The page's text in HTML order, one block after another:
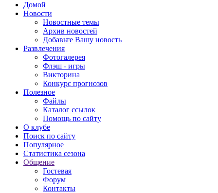
Домой
Новости
Новостные темы
Архив новостей
Добавьте Вашу новость
Развлечения
Фотогалерея
Флэш - игры
Викторина
Конкурс прогнозов
Полезное
Файлы
Каталог ссылок
Помощь по сайту
О клубе
Поиск по сайту
Популярное
Статистика сезона
Общение
Гостевая
Форум
Контакты